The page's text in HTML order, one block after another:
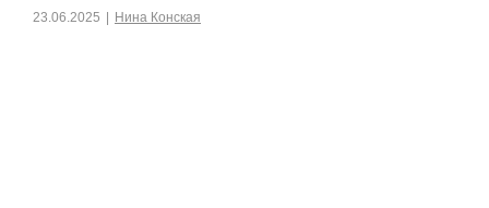
23.06.2025 Нина Конская